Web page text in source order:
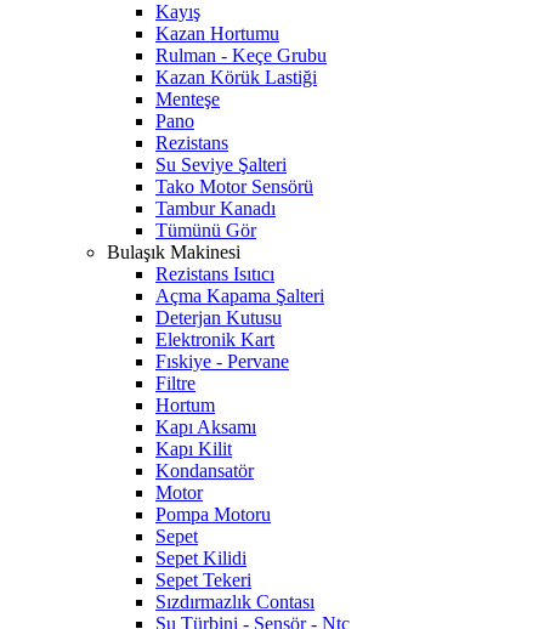
Kayış
Kazan Hortumu
Rulman - Keçe Grubu
Kazan Körük Lastiği
Menteşe
Pano
Rezistans
Su Seviye Şalteri
Tako Motor Sensörü
Tambur Kanadı
Tümünü Gör
Bulaşık Makinesi
Rezistans Isıtıcı
Açma Kapama Şalteri
Deterjan Kutusu
Elektronik Kart
Fıskiye - Pervane
Filtre
Hortum
Kapı Aksamı
Kapı Kilit
Kondansatör
Motor
Pompa Motoru
Sepet
Sepet Kilidi
Sepet Tekeri
Sızdırmazlık Contası
Su Türbini - Sensör - Ntc